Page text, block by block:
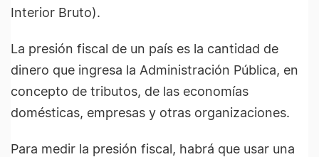
Interior Bruto).
La presión fiscal de un país es la cantidad de
dinero que ingresa la Administración Pública, en
concepto de tributos, de las economías
domésticas, empresas y otras organizaciones.
Para medir la presión fiscal, habrá que usar una